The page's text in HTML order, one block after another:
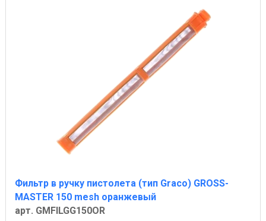
Фильтр в ручку пистолета (тип Graco) GROSS-
MASTER 150 mesh оранжевый
арт. GMFILGG150OR